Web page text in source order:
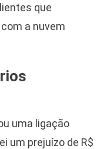
que
a nuvem
uma ligação
um prejuízo de R$